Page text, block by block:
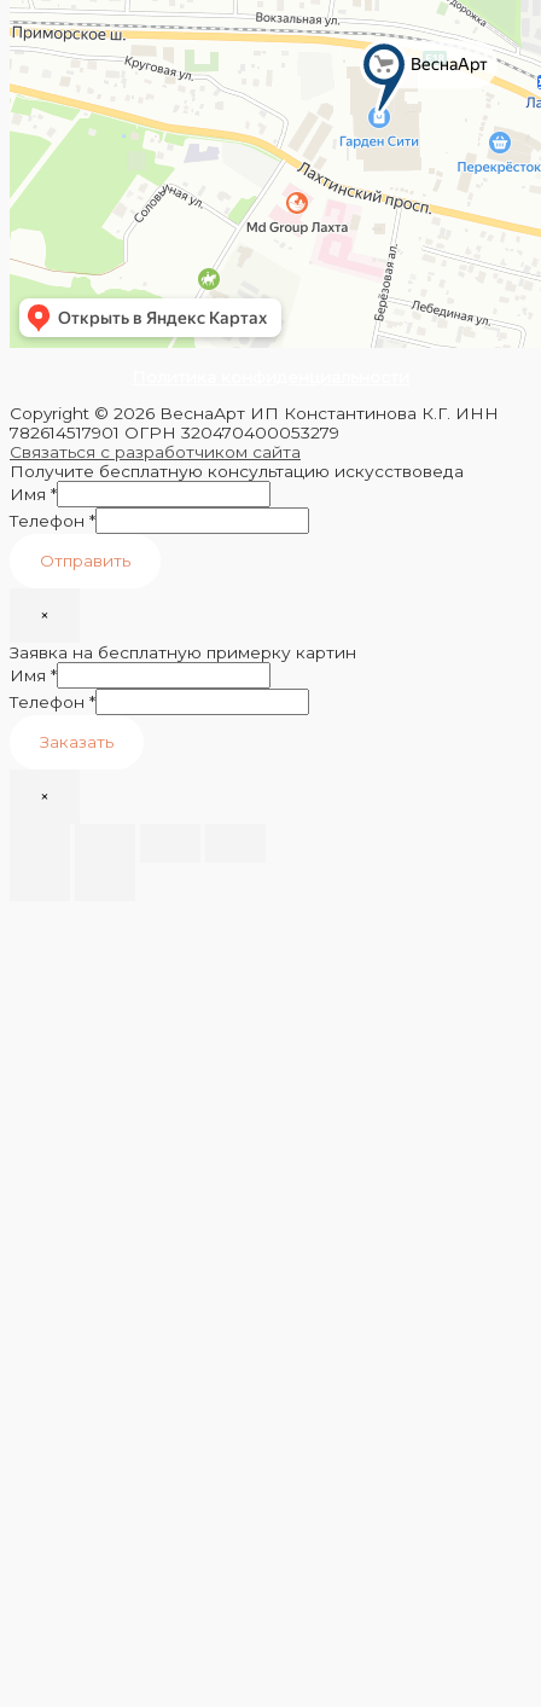
Copyright © 2026 ВеснаАрт ИП Константинова К.Г. ИНН
782614517901 ОГРН 320470400053279
Связаться с разработчиком сайта
Получите бесплатную консультацию искусствоведа
Имя *
Телефон *
Отправить
×
Заявка на бесплатную примерку картин
Имя *
Телефон *
Заказать
×